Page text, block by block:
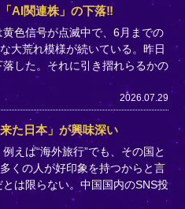
AI関連株」の下落‼
色信号が点滅中で、6月までの
大荒れ模様が続いている。昨日
した。それに引き摺れらるかの
2026.07.29
た日本」が興味深い
えば“海外旅行”でも、その国と
くの人が好印象を持つからと言
は限らない。中国国内のSNS投